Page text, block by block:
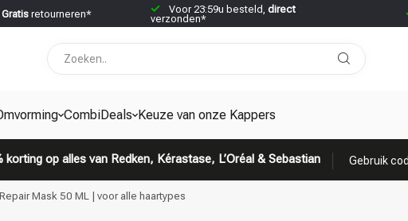
Gratisretourneren* Voor 23:59u besteld, direct
verzonden*
CombiDeals Keuze van onze Kappers
op alles van Redken, Kérastase, L’Oréal & Sebastian Gebruik
Mask 50 ML | voor alle haartypes